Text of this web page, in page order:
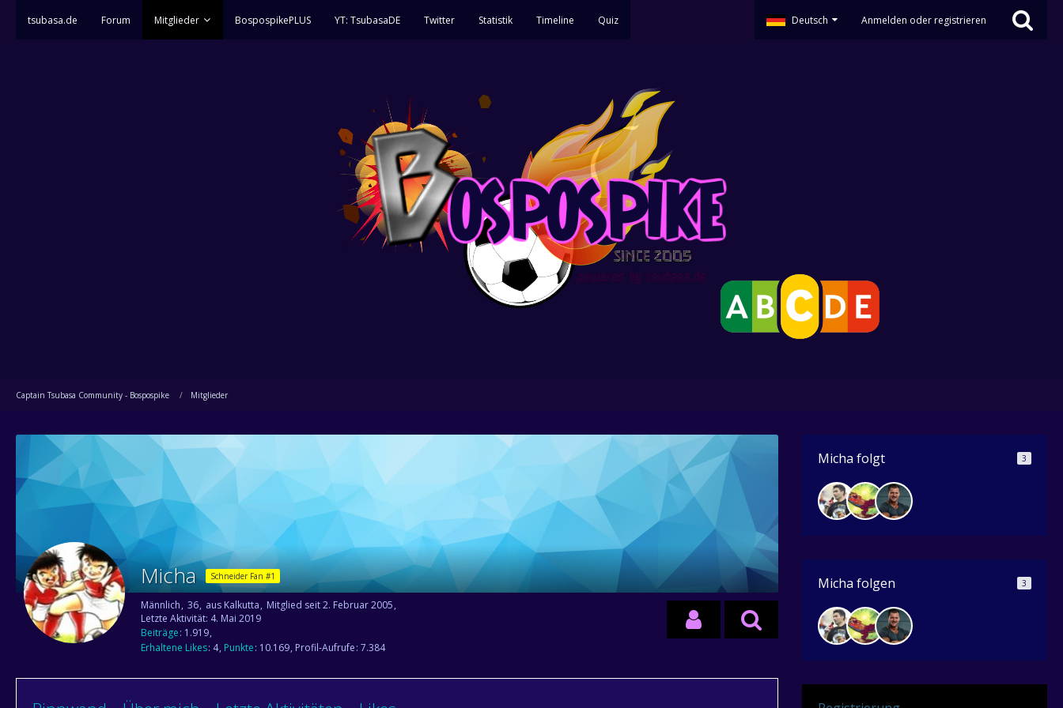
tsubasa.de Forum Mitglieder BospospikePLUS YT: TsubasaDE Twitter Statistik Timeline Quiz Deutsch Anmelden oder registrieren
Captain Tsubasa Community - Bospospike Mitglieder
Micha Schneider Fan #1
Männlich 36 aus Kalkutta
Mitglied seit 2. Februar 2005
Letzte Aktivität: 4. Mai 2019
Beiträge 1.919
Erhaltene Likes 4 Punkte 10.169 Profil-Aufrufe 7.384
Micha folgt 3
Micha folgen 3